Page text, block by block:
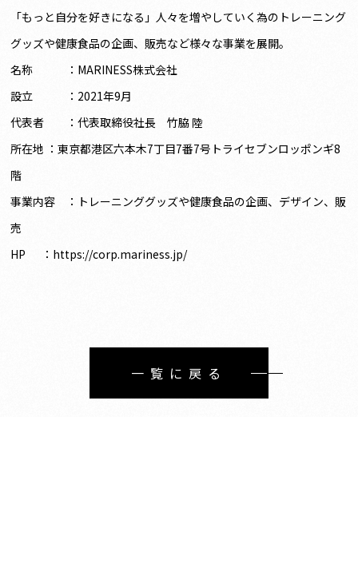
「もっと自分を好きになる」人々を増やしていく為のトレーニング
グッズや健康食品の企画、販売など様々な事業を展開。
名称 ：MARINESS株式会社
設立 ：2021年9月
代表者 ：代表取締役社長 竹脇 陸
所在地 ：東京都港区六本木7丁目7番7号トライセブンロッポンギ8
階
事業内容 ：トレーニンググッズや健康食品の企画、デザイン、販
売
HP ：https://corp.mariness.jp/
一覧に戻る